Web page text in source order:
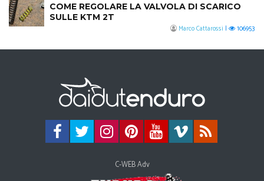
COME REGOLARE LA VALVOLA DI SCARICO
SULLE KTM 2T
Marco Cattarossi | 106953
C-WEB Adv